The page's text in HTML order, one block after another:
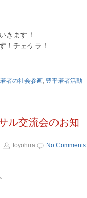
きます！
！チェケラ！
若者の社会参画, 豊平若者活動
ル交流会のお知
toyohira
No Comments